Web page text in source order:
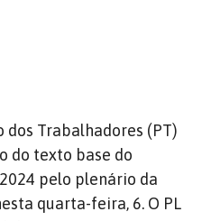
Trabalhadores (PT)
do texto base do
pelo plenário da
quarta-feira, 6. O PL